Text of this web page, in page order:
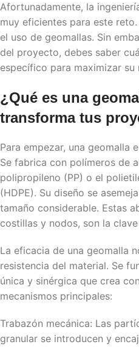
Afortunadamente, la
muy eficientes para este
el uso de geomallas. Sin
del proyecto, debes saber
específico para maximizar
¿Qué es una
transforma tus
Para empezar, una geomalla
Se fabrica con polímeros de
polipropileno (PP) o el
(HDPE). Su diseño se
tamaño considerable. Estas
costillas y nodos, son la
La eficacia de una geomalla
resistencia del material. Se
única y sinérgica que crea
mecanismos principales:
Trabazón mecánica: Las
granular se introducen y